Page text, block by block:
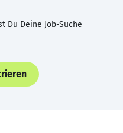
Du Deine Job-Suche